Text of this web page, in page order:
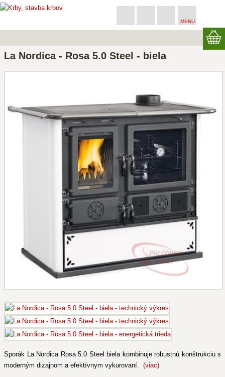
MENU
La Nordica - Rosa 5.0 Steel - biela
Sporák La Nordica Rosa 5.0 Steel biela kombinuje robustnú konštrukciu s
moderným dizajnom a efektívnym vykurovaní. (viac)